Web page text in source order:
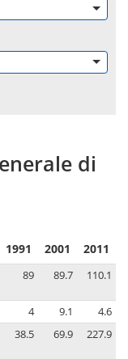
di
1991 2001 2011
89 89.7 110.1
4 9.1
4.6
38.5 69.9 227.9